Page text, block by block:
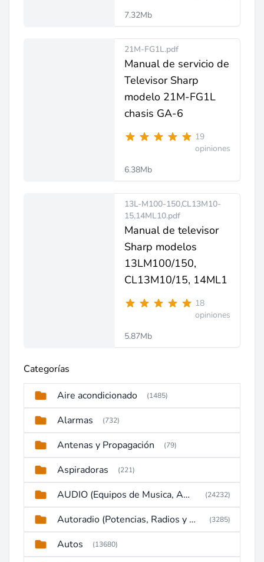
7.32Mb
21M-FG1L.pdf
Manual de servicio de
Televisor Sharp
modelo 21M-FG1L
chasis GA-6
19
opiniones
6.38Mb
13L-M100-150,CL13M10-
15,14ML10.pdf
Manual de televisor
Sharp modelos
13LM100/150,
CL13M10/15, 14ML1
18
opiniones
5.87Mb
Categorías
Aire acondicionado (1485)
Alarmas (732)
Antenas y Propagación (79)
Aspiradoras (221)
AUDIO (Equipos de Musica, Amplificadores, Reproductores, Etc) (24232)
Autoradio (Potencias, Radios y DVD) (3285)
Autos (13680)